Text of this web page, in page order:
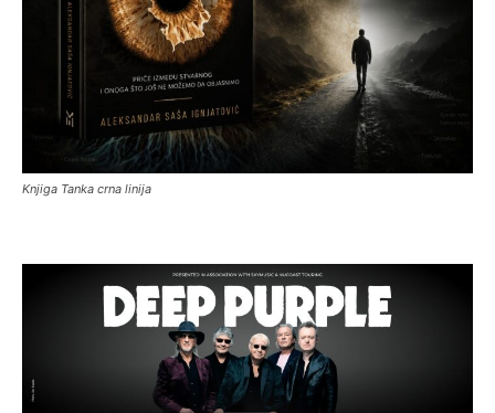
Knjiga Tanka crna linija